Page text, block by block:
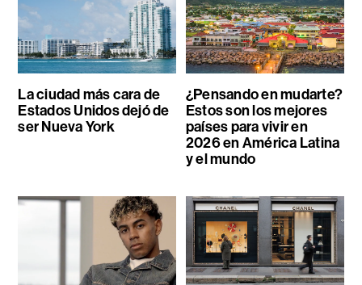
La ciudad más cara de
Estados Unidos dejó de
ser Nueva York
¿Pensando en mudarte?
Estos son los mejores
países para vivir en
2026 en América Latina
y el mundo